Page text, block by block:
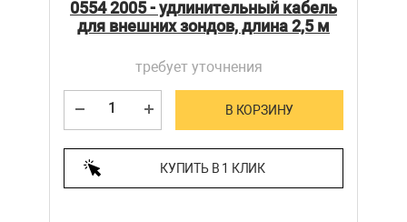
0554 2005 - удлинительный кабель
для внешних зондов, длина 2,5 м
требует уточнения
В КОРЗИНУ
КУПИТЬ В 1 КЛИК